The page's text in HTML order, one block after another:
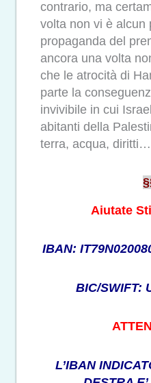
contrario, ma
volta non vi è alcun
propaganda del
ancora una volta
che le atrocità di
parte la
invivibile in cui
abitanti della
terra, acqua,
Aiutate
IBAN:
BIC/SWIFT:
L’IBAN